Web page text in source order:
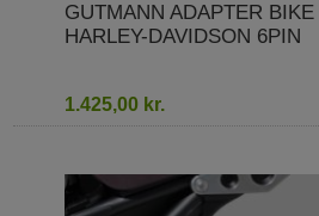
GUTMANN ADAPTER
HARLEY-DAVIDSON 6PIN
1.425,00 kr.